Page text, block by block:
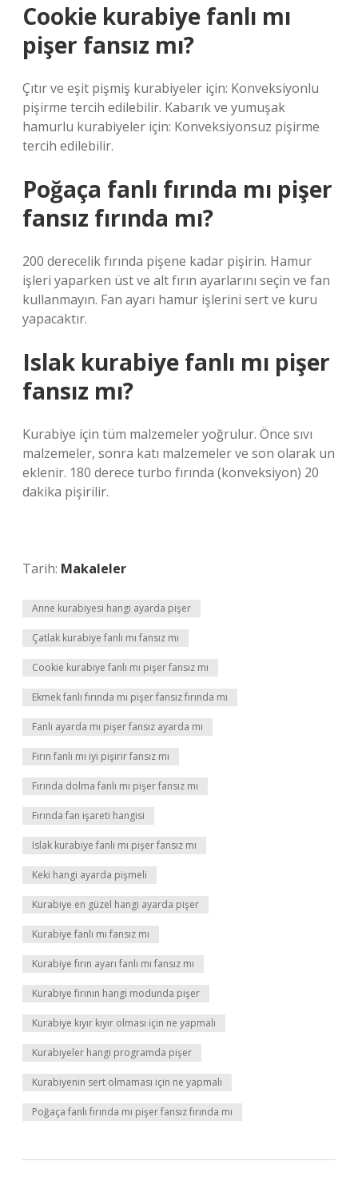
Cookie kurabiye fanlı mı
pişer fansız mı?
Çıtır ve eşit pişmiş kurabiyeler için: Konveksiyonlu
pişirme tercih edilebilir. Kabarık ve yumuşak
hamurlu kurabiyeler için: Konveksiyonsuz pişirme
tercih edilebilir.
Poğaça fanlı fırında mı pişer
fansız fırında mı?
200 derecelik fırında pişene kadar pişirin. Hamur
işleri yaparken üst ve alt fırın ayarlarını seçin ve fan
kullanmayın. Fan ayarı hamur işlerini sert ve kuru
yapacaktır.
Islak kurabiye fanlı mı pişer
fansız mı?
Kurabiye için tüm malzemeler yoğrulur. Önce sıvı
malzemeler, sonra katı malzemeler ve son olarak un
eklenir. 180 derece turbo fırında (konveksiyon) 20
dakika pişirilir.
Tarih: Makaleler
Anne kurabiyesi hangi ayarda pişer
Çatlak kurabiye fanlı mı fansız mı
Cookie kurabiye fanlı mı pişer fansız mı
Ekmek fanlı fırında mı pişer fansız fırında mı
Fanlı ayarda mı pişer fansız ayarda mı
Fırın fanlı mı iyi pişirir fansız mı
Fırında dolma fanlı mı pişer fansız mı
Fırında fan işareti hangisi
Islak kurabiye fanlı mı pişer fansız mı
Keki hangi ayarda pişmeli
Kurabiye en güzel hangi ayarda pişer
Kurabiye fanlı mı fansız mı
Kurabiye fırın ayarı fanlı mı fansız mı
Kurabiye fırının hangi modunda pişer
Kurabiye kıyır kıyır olması için ne yapmalı
Kurabiyeler hangi programda pişer
Kurabiyenin sert olmaması için ne yapmalı
Poğaça fanlı fırında mı pişer fansız fırında mı